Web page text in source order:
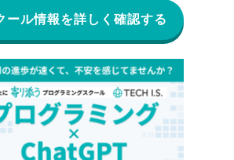
ール情報を詳しく確認する